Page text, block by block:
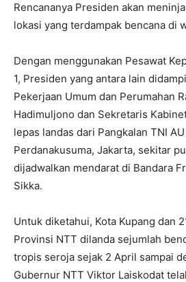
Rencananya Presiden akan
lokasi yang terdampak bencana di
Dengan menggunakan Pesawat
1, Presiden yang antara lain
Pekerjaan Umum dan Perumahan
Hadimuljono dan Sekretaris
lepas landas dari Pangkalan TNI
Perdanakusuma, Jakarta, sekitar
dijadwalkan mendarat di Bandara
Sikka.
Untuk diketahui, Kota Kupang dan
Provinsi NTT dilanda sejumlah
tropis seroja sejak 2 April sampai
Gubernur NTT Viktor Laiskodat